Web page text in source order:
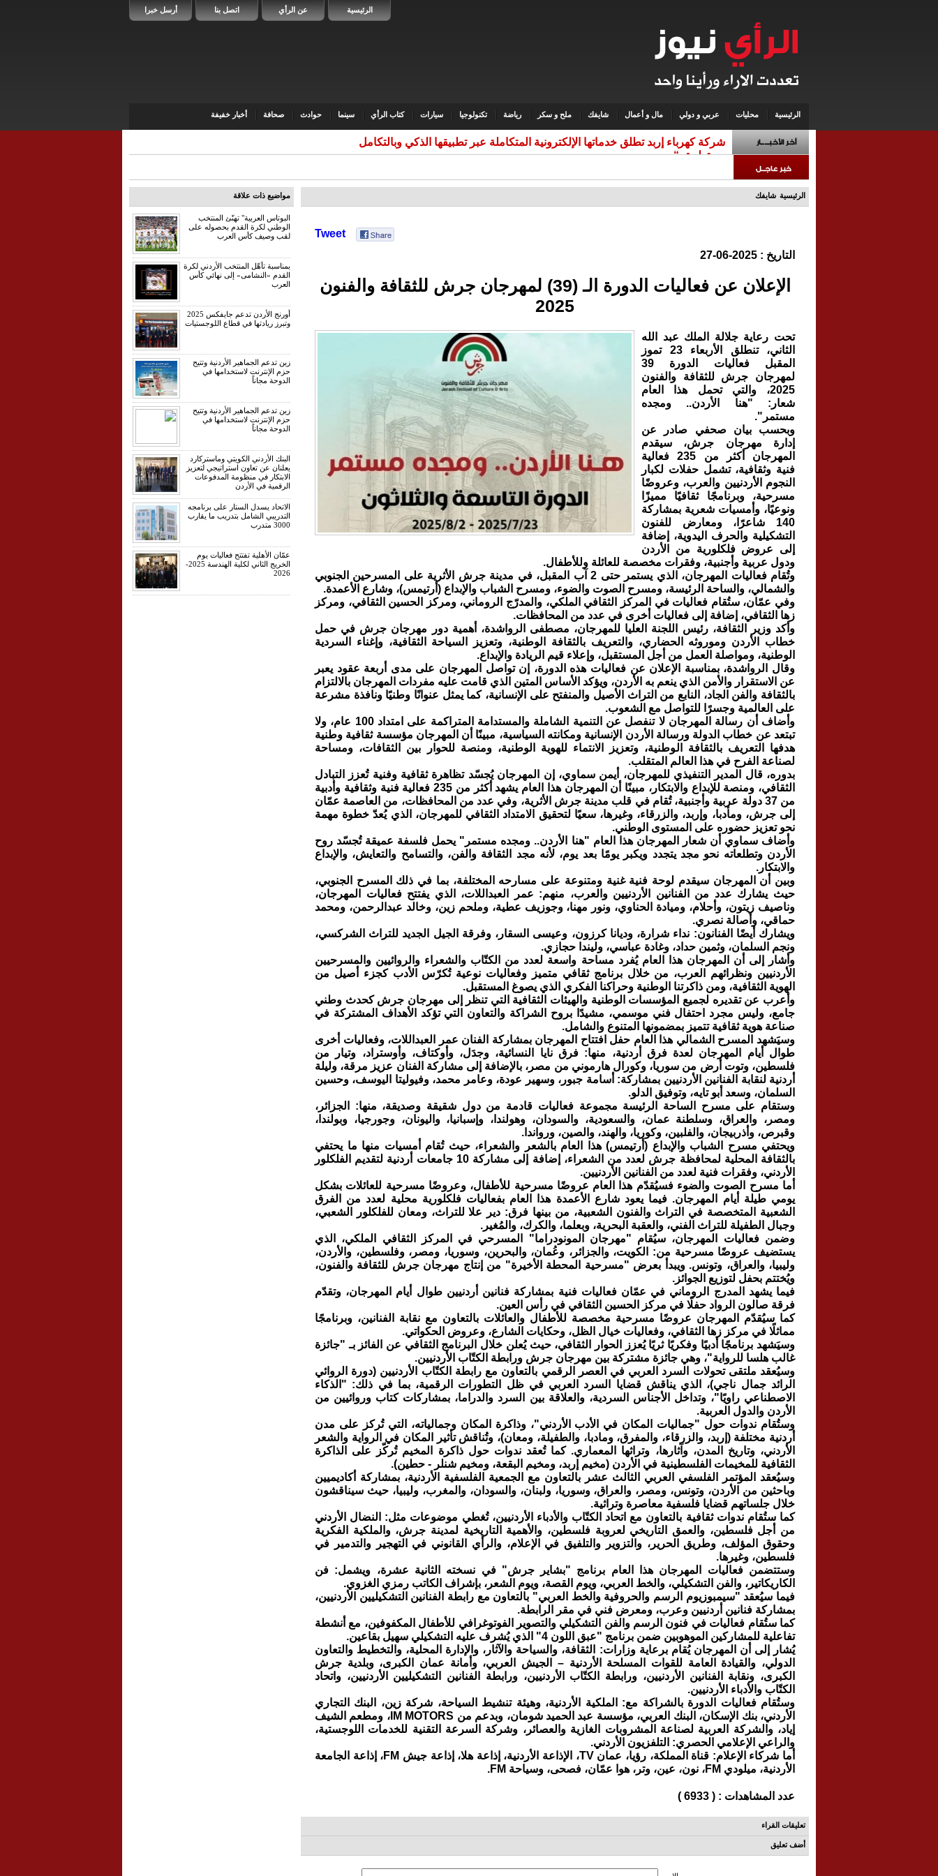
أرسل خبرا اتصل بنا عن الرأي الرئيسية
الرئيسية محليات عربي و دولي مال و أعمال شايفك ملح و سكر رياضة تكنولوجيا سيارات كتاب الرأي سينما حوادث صحافة أخبار خفيفة
شركة كهرباء إربد تطلق خدماتها الإلكترونية المتكاملة عبر تطبيقها الذكي وبالتكامل
مع تطبيق “سند”
الرئيسية شايفك
Tweet
التاريخ : 2025-06-27
الإعلان عن فعاليات الدورة الـ (39) لمهرجان جرش للثقافة والفنون
2025
تحت رعاية جلالة الملك عبد الله
الثاني، تنطلق الأربعاء 23 تموز
المقبل فعاليات الدورة 39
لمهرجان جرش للثقافة والفنون
2025، والتي تحمل هذا العام
شعار: "هنا الأردن.. ومجده
مستمر".
وبحسب بيان صحفي صادر عن
إدارة مهرجان جرش، سيقدم
المهرجان أكثر من 235 فعالية
فنية وثقافية، تشمل حفلات لكبار
النجوم الأردنيين والعرب، وعروضًا
مسرحية، وبرنامجًا ثقافيًا مميزًا
ونوعيًا، وأمسيات شعرية بمشاركة
140 شاعرًا، ومعارض للفنون
التشكيلية والحرف اليدوية، إضافة
إلى عروض فلكلورية من الأردن
ودول عربية وأجنبية، وفقرات مخصصة للعائلة وللأطفال.
وتُقام فعاليات المهرجان، الذي يستمر حتى 2 آب المقبل، في مدينة جرش الأثرية على المسرحين الجنوبي
والشمالي، والساحة الرئيسة، ومسرح الصوت والضوء، ومسرح الشباب والإبداع (أرتيمس)، وشارع الأعمدة.
وفي عمّان، ستُقام فعاليات في المركز الثقافي الملكي، والمدرّج الروماني، ومركز الحسين الثقافي، ومركز
زها الثقافي، إضافة إلى فعاليات أخرى في عدد من المحافظات.
وأكد وزير الثقافة، رئيس اللجنة العليا للمهرجان، مصطفى الرواشدة، أهمية دور مهرجان جرش في حمل
خطاب الأردن وموروثه الحضاري، والتعريف بالثقافة الوطنية، وتعزيز السياحة الثقافية، وإغناء السردية
الوطنية، ومواصلة العمل من أجل المستقبل، وإعلاء قيم الريادة والإبداع.
وقال الرواشدة، بمناسبة الإعلان عن فعاليات هذه الدورة، إن تواصل المهرجان على مدى أربعة عقود يعبر
عن الاستقرار والأمن الذي ينعم به الأردن، ويؤكد الأساس المتين الذي قامت عليه مفردات المهرجان بالالتزام
بالثقافة والفن الجاد، النابع من التراث الأصيل والمنفتح على الإنسانية، كما يمثل عنوانًا وطنيًا ونافذة مشرعة
على العالمية وجسرًا للتواصل مع الشعوب.
وأضاف أن رسالة المهرجان لا تنفصل عن التنمية الشاملة والمستدامة المتراكمة على امتداد 100 عام، ولا
تبتعد عن خطاب الدولة ورسالة الأردن الإنسانية ومكانته السياسية، مبينًا أن المهرجان مؤسسة ثقافية وطنية
هدفها التعريف بالثقافة الوطنية، وتعزيز الانتماء للهوية الوطنية، ومنصة للحوار بين الثقافات، ومساحة
لصناعة الفرح في هذا العالم المتقلب.
بدوره، قال المدير التنفيذي للمهرجان، أيمن سماوي، إن المهرجان يُجسّد تظاهرة ثقافية وفنية تُعزز التبادل
الثقافي، ومنصة للإبداع والابتكار، مبينًا أن المهرجان هذا العام يشهد أكثر من 235 فعالية فنية وثقافية وأدبية
من 37 دولة عربية وأجنبية، تُقام في قلب مدينة جرش الأثرية، وفي عدد من المحافظات، من العاصمة عمّان
إلى جرش، ومأدبا، وإربد، والزرقاء، وغيرها، سعيًا لتحقيق الامتداد الثقافي للمهرجان، الذي يُعدّ خطوة مهمة
نحو تعزيز حضوره على المستوى الوطني.
وأضاف سماوي أن شعار المهرجان هذا العام "هنا الأردن.. ومجده مستمر" يحمل فلسفة عميقة تُجسّد روح
الأردن وتطلعاته نحو مجد يتجدد ويكبر يومًا بعد يوم، لأنه مجد الثقافة والفن، والتسامح والتعايش، والإبداع
والابتكار.
وبين أن المهرجان سيقدم لوحة فنية غنية ومتنوعة على مسارحه المختلفة، بما في ذلك المسرح الجنوبي،
حيث يشارك عدد من الفنانين الأردنيين والعرب، منهم: عمر العبداللات، الذي يفتتح فعاليات المهرجان،
وناصيف زيتون، وأحلام، وميادة الحناوي، ونور مهنا، وجوزيف عطية، وملحم زين، وخالد عبدالرحمن، ومحمد
حماقي، وأصالة نصري.
ويشارك أيضًا الفنانون: نداء شرارة، وديانا كرزون، وعيسى السقار، وفرقة الجيل الجديد للتراث الشركسي،
ونجم السلمان، وثمين حداد، وغادة عباسي، وليندا حجازي.
وأشار إلى أن المهرجان هذا العام يُفرد مساحة واسعة لعدد من الكتّاب والشعراء والروائيين والمسرحيين
الأردنيين ونظرائهم العرب، من خلال برنامج ثقافي متميز وفعاليات نوعية تُكرّس الأدب كجزء أصيل من
الهوية الثقافية، ومن ذاكرتنا الوطنية وحراكنا الفكري الذي يصوغ المستقبل.
وأعرب عن تقديره لجميع المؤسسات الوطنية والهيئات الثقافية التي تنظر إلى مهرجان جرش كحدث وطني
جامع، وليس مجرد احتفال فني موسمي، مشيدًا بروح الشراكة والتعاون التي تؤكد الأهداف المشتركة في
صناعة هوية ثقافية تتميز بمضمونها المتنوع والشامل.
وسيَشهد المسرح الشمالي هذا العام حفل افتتاح المهرجان بمشاركة الفنان عمر العبداللات، وفعاليات أخرى
طوال أيام المهرجان لعدة فرق أردنية، منها: فرق نايا النسائية، وجدَل، وأوكتاف، وأوستراد، وتيار من
فلسطين، وتوت أرض من سوريا، وكورال هارموني من مصر، بالإضافة إلى مشاركة الفنان عزيز مرقة، وليلة
أردنية لنقابة الفنانين الأردنيين بمشاركة: أسامة جبور، وسهير عودة، وعامر محمد، وفيوليتا اليوسف، وحسين
السلمان، وسعد أبو تايه، وتوفيق الدلو.
وستقام على مسرح الساحة الرئيسة مجموعة فعاليات قادمة من دول شقيقة وصديقة، منها: الجزائر،
ومصر، والعراق، وسلطنة عمان، والسعودية، والسودان، وهولندا، وإسبانيا، واليونان، وجورجيا، وبولندا،
وقبرص، وأذربيجان، والفلبين، وكوريا، والهند، والصين، ورواندا.
ويحتفي مسرح الشباب والإبداع (أرتيمس) هذا العام بالشعر والشعراء، حيث تُقام أمسيات منها ما يحتفي
بالثقافة المحلية لمحافظة جرش لعدد من الشعراء، إضافة إلى مشاركة 10 جامعات أردنية لتقديم الفلكلور
الأردني، وفقرات فنية لعدد من الفنانين الأردنيين.
أما مسرح الصوت والضوء فسيُقدّم هذا العام عروضًا مسرحية للأطفال، وعروضًا مسرحية للعائلات بشكل
يومي طيلة أيام المهرجان. فيما يعود شارع الأعمدة هذا العام بفعاليات فلكلورية محلية لعدد من الفرق
الشعبية المتخصصة في التراث والفنون الشعبية، من بينها فرق: دير علا للتراث، ومعان للفلكلور الشعبي،
وجبال الطفيلة للتراث الفني، والعقبة البحرية، وبعلما، والكرك، والمُغير.
وضمن فعاليات المهرجان، سيُقام "مهرجان المونودراما" المسرحي في المركز الثقافي الملكي، الذي
يستضيف عروضًا مسرحية من: الكويت، والجزائر، وعُمان، والبحرين، وسوريا، ومصر، وفلسطين، والأردن،
وليبيا، والعراق، وتونس. ويبدأ بعرض "مسرحية المحطة الأخيرة" من إنتاج مهرجان جرش للثقافة والفنون،
ويُختتم بحفل لتوزيع الجوائز.
فيما يشهد المدرج الروماني في عمّان فعاليات فنية بمشاركة فنانين أردنيين طوال أيام المهرجان، وتقدّم
فرقة صالون الرواد حفلًا في مركز الحسين الثقافي في رأس العين.
كما سيُقدّم المهرجان عروضًا مسرحية مخصصة للأطفال والعائلات بالتعاون مع نقابة الفنانين، وبرنامجًا
مماثلًا في مركز زها الثقافي، وفعاليات خيال الظل، وحكايات الشارع، وعروض الحكواتي.
وسيَشهد برنامجًا أدبيًا وفكريًا ثريًا يُعزز الحوار الثقافي، حيث يُعلن خلال البرنامج الثقافي عن الفائز بـ "جائزة
غالب هلسا للرواية"، وهي جائزة مشتركة بين مهرجان جرش ورابطة الكتّاب الأردنيين.
وسيُعقد ملتقى تحولات السرد العربي في العصر الرقمي بالتعاون مع رابطة الكتّاب الأردنيين (دورة الروائي
الرائد جمال ناجي)، الذي يناقش قضايا السرد العربي في ظل التطورات الرقمية، بما في ذلك: "الذكاء
الاصطناعي راويًا"، وتداخل الأجناس السردية، والعلاقة بين السرد والدراما، بمشاركات كتاب وروائيين من
الأردن والدول العربية.
وستُقام ندوات حول "جماليات المكان في الأدب الأردني"، وذاكرة المكان وجمالياته، التي تُركز على مدن
أردنية مختلفة (إربد، والزرقاء، والمفرق، ومادبا، والطفيلة، ومعان)، وتُناقش تأثير المكان في الرواية والشعر
الأردني، وتاريخ المدن، وآثارها، وتراثها المعماري. كما تُعقد ندوات حول ذاكرة المخيم تُركّز على الذاكرة
الثقافية للمخيمات الفلسطينية في الأردن (مخيم إربد، ومخيم البقعة، ومخيم شنلر - حطين).
وسيُعقد المؤتمر الفلسفي العربي الثالث عشر بالتعاون مع الجمعية الفلسفية الأردنية، بمشاركة أكاديميين
وباحثين من الأردن، وتونس، ومصر، والعراق، وسوريا، ولبنان، والسودان، والمغرب، وليبيا، حيث سيناقشون
خلال جلساتهم قضايا فلسفية معاصرة وتراثية.
كما ستُقام ندوات ثقافية بالتعاون مع اتحاد الكتّاب والأدباء الأردنيين، تُغطي موضوعات مثل: النضال الأردني
من أجل فلسطين، والعمق التاريخي لعروبة فلسطين، والأهمية التاريخية لمدينة جرش، والملكية الفكرية
وحقوق المؤلف، وطريق الحرير، والتزوير والتلفيق في الإعلام، والرأي القانوني في التهجير والتدمير في
فلسطين، وغيرها.
وستتضمن فعاليات المهرجان هذا العام برنامج "بشاير جرش" في نسخته الثانية عشرة، ويشمل: فن
الكاريكاتير، والفن التشكيلي، والخط العربي، ويوم القصة، ويوم الشعر، بإشراف الكاتب رمزي الغزوي.
فيما سيُعقد "سيمبوزيوم الرسم والحروفية والخط العربي" بالتعاون مع رابطة الفنانين التشكيليين الأردنيين،
بمشاركة فنانين أردنيين وعرب، ومعرض فني في مقر الرابطة.
كما ستُقام فعاليات في فنون الرسم والفن التشكيلي والتصوير الفوتوغرافي للأطفال المكفوفين، مع أنشطة
تفاعلية للمشاركين الموهوبين ضمن برنامج "عبق اللون 4" الذي يُشرف عليه التشكيلي سهيل بقاعين.
يُشار إلى أن المهرجان يُقام برعاية وزارات: الثقافة، والسياحة والآثار، والإدارة المحلية، والتخطيط والتعاون
الدولي، والقيادة العامة للقوات المسلحة الأردنية – الجيش العربي، وأمانة عمان الكبرى، وبلدية جرش
الكبرى، ونقابة الفنانين الأردنيين، ورابطة الكتّاب الأردنيين، ورابطة الفنانين التشكيليين الأردنيين، واتحاد
الكتّاب والأدباء الأردنيين.
وستُقام فعاليات الدورة بالشراكة مع: الملكية الأردنية، وهيئة تنشيط السياحة، شركة زين، البنك التجاري
الأردني، بنك الإسكان، البنك العربي، مؤسسة عبد الحميد شومان، وبدعم من IM MOTORS، ومطعم الشيف
إياد، والشركة العربية لصناعة المشروبات الغازية والعصائر، وشركة السرعة التقنية للخدمات اللوجستية،
والراعي الإعلامي الحصري: التلفزيون الأردني.
أما شركاء الإعلام: قناة المملكة، رؤيا، عمان TV، الإذاعة الأردنية، إذاعة هلا، إذاعة جيش FM، إذاعة الجامعة
الأردنية، ميلودي FM، نون، عين، وتر، هوا عمّان، فصحى، وسياحة FM.
عدد المشاهدات : ( 6933 )
تعليقات القراء
أضف تعليق
مواضيع ذات علاقة
البوتاس العربية" تهنّئ المنتخب
الوطني لكرة القدم بحصوله على
لقب وصيف كأس العرب
بمناسبة تأهّل المنتخب الأردني لكرة
القدم «النشامى» إلى نهائي كأس
العرب
أورنج الأردن تدعم جايفكس 2025
وتبرز ريادتها في قطاع اللوجستيات
زين تدعم الجماهير الأردنية وتتيح
حزم الإنترنت لاستخدامها في
الدوحة مجاناً
زين تدعم الجماهير الأردنية وتتيح
حزم الإنترنت لاستخدامها في
الدوحة مجاناً
البنك الأردني الكويتي وماستركارد
يعلنان عن تعاون استراتيجي لتعزيز
الابتكار في منظومة المدفوعات
الرقمية في الأردن
الاتحاد يسدل الستار على برنامجه
التدريبي الشامل بتدريب ما يقارب
3000 متدرب
عمّان الأهلية تفتتح فعاليات يوم
الخريج الثاني لكلية الهندسة 2025-
2026